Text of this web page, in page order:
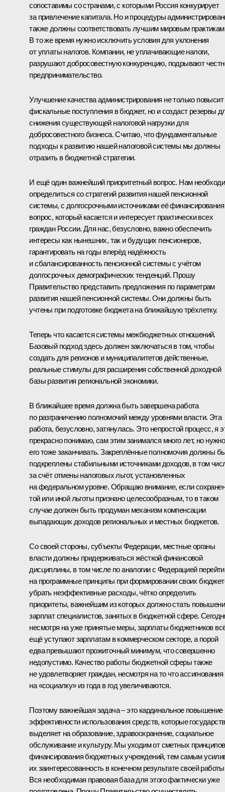
сопоставимы со странами, с которыми Россия конкурирует
за привлечение капитала. Но и процедуры
также должны соответствовать лучшим мировым
В то же время нужно исключить условия для уклонения
от уплаты налогов. Компании, не уплачивающие налоги,
разрушают добросовестную конкуренцию, подрывают
предпринимательство.
Улучшение качества администрирования не только повысит
фискальные поступления в бюджет, но и создаст резервы
снижения существующей налоговой нагрузки для
добросовестного бизнеса. Считаю, что фундаментальные
подходы к развитию нашей налоговой системы мы должны
отразить в бюджетной стратегии.
И ещё один важнейший приоритетный вопрос. Нам
определиться со стратегий развития нашей пенсионной
системы, с долгосрочными источниками её
вопрос, который касается и интересует практически всех
граждан России. Для нас, безусловно, важно обеспечить
интересы как нынешних, так и будущих пенсионеров,
гарантировать на годы вперёд надёжность
и сбалансированность пенсионной системы с учётом
долгосрочных демографических тенденций. Прошу
Правительство представить предложения по параметрам
развития нашей пенсионной системы. Они должны быть
учтены при подготовке бюджета на ближайшую трёхлетку.
Теперь что касается системы межбюджетных отношений.
Базовый подход здесь должен заключаться в том, чтобы
создать для регионов и муниципалитетов действенные,
реальные стимулы для расширения собственной доходной
базы развития региональной экономики.
В ближайшее время должна быть завершена работа
по разграничению полномочий между уровнями власти. Эта
работа, безусловно, затянулась. Это непростой процесс, я
прекрасно понимаю, сам этим занимался много лет, но нужно
его тоже заканчивать. Закреплённые полномочия должны
подкреплены стабильными источниками доходов, в том
за счёт отмены налоговых льгот, установленных
на федеральном уровне. Обращаю внимание, если
той или иной льготы признано целесообразным, то в таком
случае должен быть продуман механизм компенсации
выпадающих доходов региональных и местных бюджетов.
Со своей стороны, субъекты Федерации, местные органы
власти должны придерживаться жёсткой финансовой
дисциплины, в том числе по аналогии с Федерацией перейти
на программные принципы при формировании своих
убрать неэффективные расходы, чётко определить
приоритеты, важнейшим из которых должно стать
зарплат специалистов, занятых в бюджетной сфере.
несмотря на уже принятые меры, зарплаты бюджетников
ещё уступают зарплатам в коммерческом секторе, а порой
едва превышают прожиточный минимум, что совершенно
недопустимо. Качество работы бюджетной сферы также
не удовлетворяет граждан, несмотря на то что ассигнования
на «социалку» из года в год увеличиваются.
Поэтому важнейшая задача – это кардинальное повышение
эффективности использования средств, которые
выделяет на образование, здравоохранение, социальное
обслуживание и культуру. Мы уходим от сметных принципов
финансирования бюджетных учреждений, тем самым
их заинтересованность в конечном результате своей
Вся необходимая правовая база для этого фактически уже